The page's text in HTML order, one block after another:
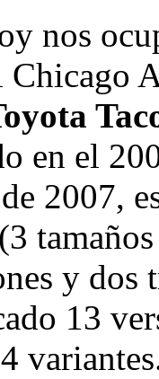
nos
en el
2007,
y dos
13